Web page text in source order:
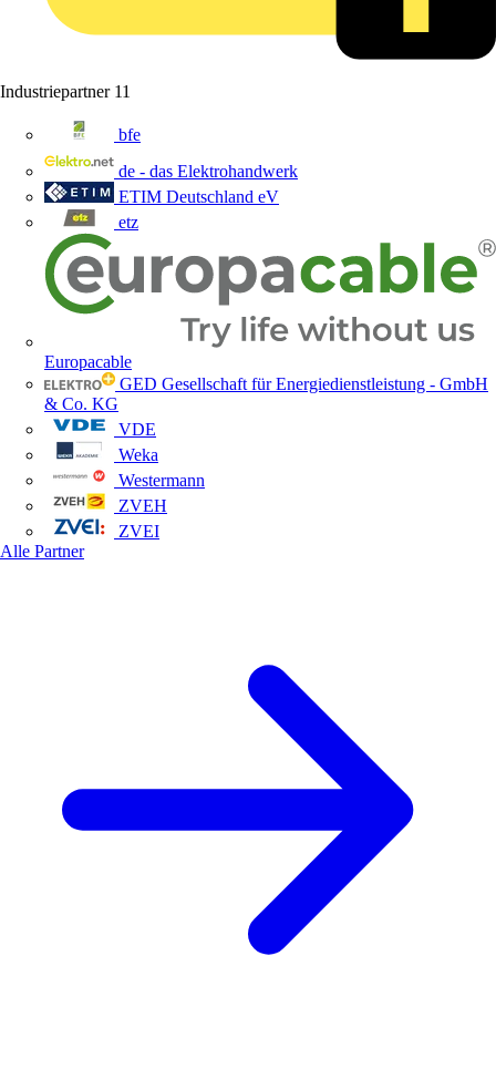
Industriepartner 11
bfe
de - das Elektrohandwerk
ETIM Deutschland eV
etz
Europacable
GED Gesellschaft für Energiedienstleistung - GmbH
& Co. KG
VDE
Weka
Westermann
ZVEH
ZVEI
Alle Partner